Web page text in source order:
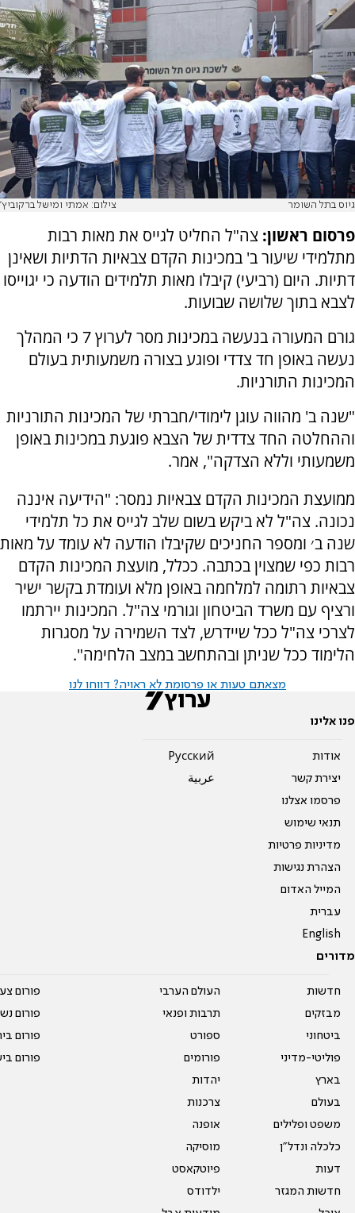
גיוס בתל השומר צילום: אמתי ומישל ברקוביץ'
פרסום ראשון: צה"ל החליט לגייס את מאות רבות
מתלמידי שיעור ב' במכינות הקדם צבאיות הדתיות ושאינן
דתיות. היום (רביעי) קיבלו מאות תלמידים הודעה כי יגוייסו
לצבא בתוך שלושה שבועות.
גורם המעורה בנעשה במכינות מסר לערוץ 7 כי המהלך
נעשה באופן חד צדדי ופוגע בצורה משמעותית בעולם
המכינות התורניות.
"שנה ב' מהווה עוגן לימודי/חברתי של המכינות התורניות
וההחלטה החד צדדית של הצבא פוגעת במכינות באופן
משמעותי וללא הצדקה", אמר.
ממועצת המכינות הקדם צבאיות נמסר: "הידיעה איננה
נכונה. צה"ל לא ביקש בשום שלב לגייס את כל תלמידי
שנה ב׳ ומספר החניכים שקיבלו הודעה לא עומד על מאות
רבות כפי שמצוין בכתבה. ככלל, מועצת המכינות הקדם
צבאיות רתומה למלחמה באופן מלא ועומדת בקשר ישיר
ורציף עם משרד הביטחון וגורמי צה"ל. המכינות יירתמו
לצרכי צה"ל ככל שיידרש, לצד השמירה על מסגרות
הלימוד ככל שניתן ובהתחשב במצב הלחימה".
מצאתם טעות או פרסומת לא ראויה? דווחו לנו
פנו אלינו
אודות
יצירת קשר
פרסמו אצלנו
תנאי שימוש
מדיניות פרטיות
הצהרת נגישות
המייל האדום
עברית
English
Pусский
عربية
מדורים
חדשות
מבזקים
ביטחוני
פוליטי-מדיני
בארץ
בעולם
משפט ופלילים
כלכלה ונדל"ן
דעות
חדשות המגזר
העולם הערבי
תרבות ופנאי
ספורט
פורומים
יהדות
צרכנות
אופנה
מוסיקה
פיוטקאסט
ילדודס
פורום
פורום
פורום
פורום